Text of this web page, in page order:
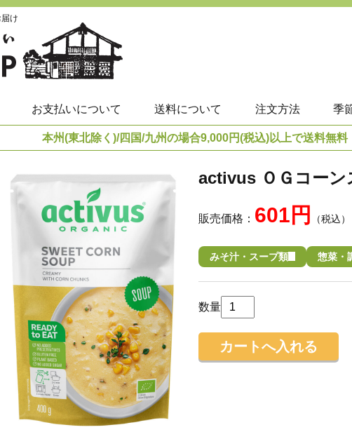
け
お支払いについて 送料について 注文方法 季
本州(東北除く)/四国/九州の場合9,000円(税込)以上で送料無料
activus ＯＧコーン
販売価格： 601円 （税込）
みそ汁・スープ類 惣菜・
数量